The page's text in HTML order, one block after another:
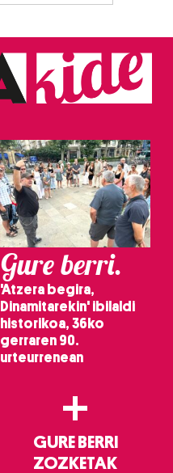
Gure berri.
'Atzera begira,
Dinamitarekin' ibilaldi
historikoa, 36ko
gerraren 90.
urteurrenean
+
GURE BERRI
ZOZKETAK